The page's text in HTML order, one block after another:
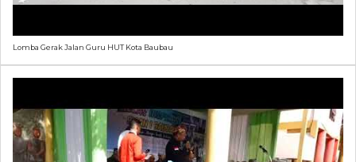
Lomba Gerak Jalan Guru HUT Kota Baubau